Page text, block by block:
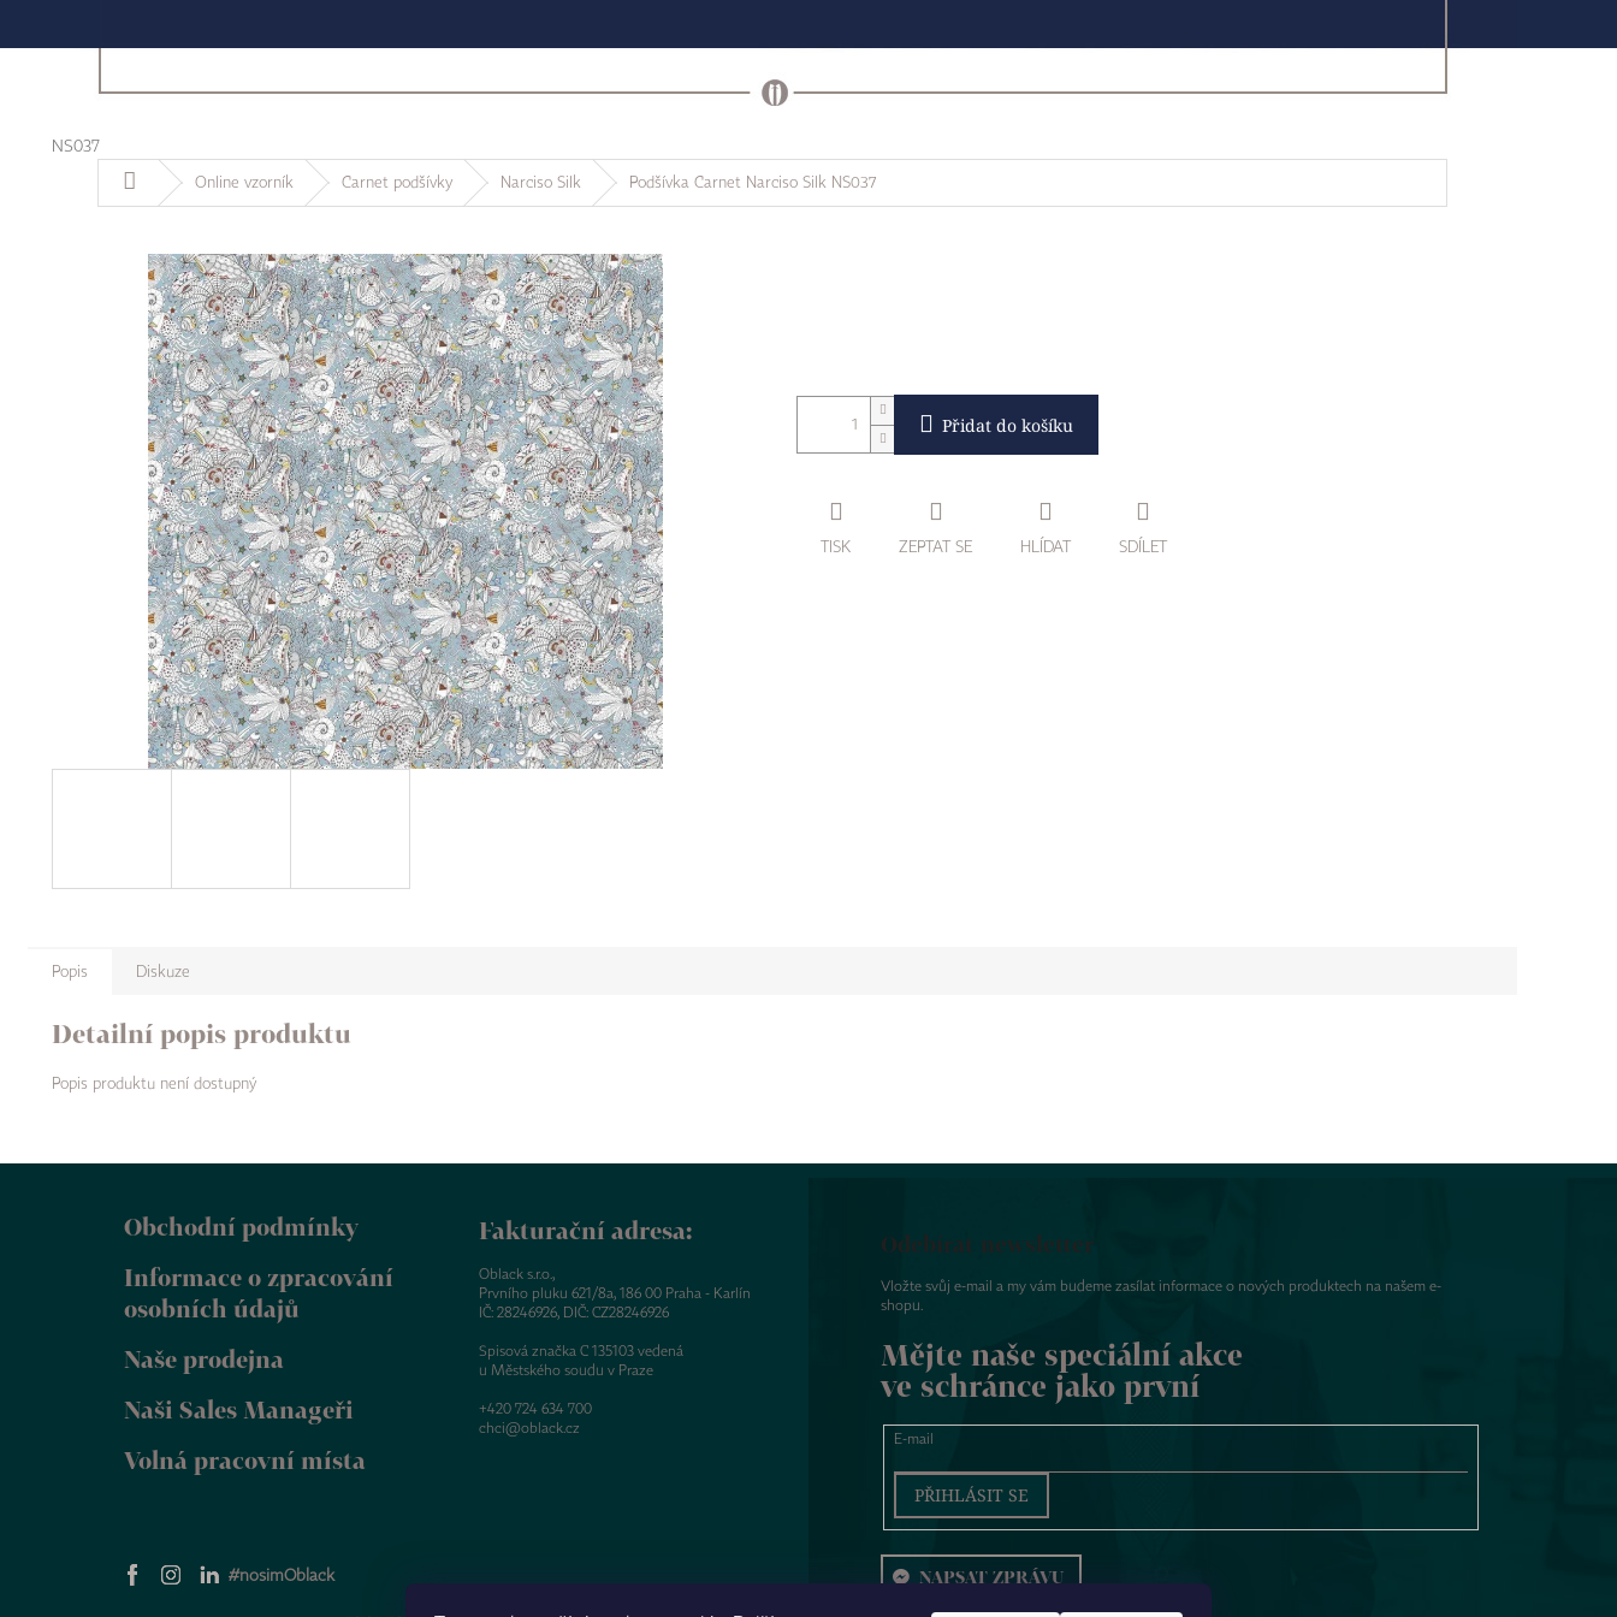
NS037
Domů Online vzorník Carnet podšívky Narciso Silk Podšívka Carnet Narciso Silk NS037
Přidat do košíku
TISK ZEPTAT SE HLÍDAT SDÍLET
Popis Diskuze
Detailní popis produktu
Popis produktu není dostupný
Obchodní podmínky
Informace o zpracování
osobních údajů
Naše prodejna
Naši Sales Manageři
Volná pracovní místa
#nosimOblack
Fakturační adresa:
Oblack s.r.o.,
Prvního pluku 621/8a, 186 00 Praha - Karlín
IČ: 28246926, DIČ: CZ28246926
Spisová značka C 135103 vedená
u Městského soudu v Praze
+420 724 634 700
chci@oblack.cz
Odebírat newsletter
Vložte svůj e-mail a my vám budeme zasílat informace o nových produktech na našem e-
shopu.
Mějte naše speciální akce
ve schránce jako první
E-mail
PŘIHLÁSIT SE
NAPSAT ZPRÁVU